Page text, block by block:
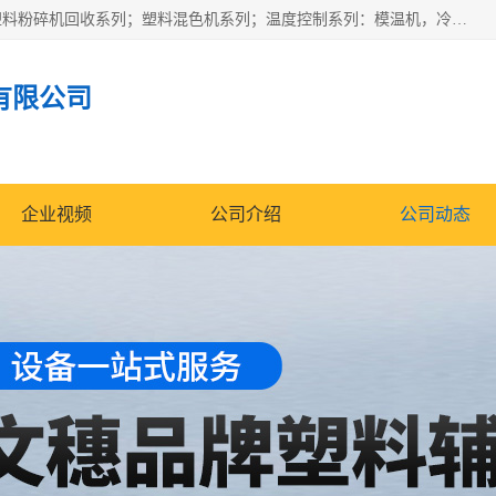
佛山文穗智能装备有限公司专业生产：机械手自动化系列；塑料粉碎机回收系列；塑料混色机系列；温度控制系列：模温机，冷水机；供料输送系列：中央供料系统，欧化/独立式吸料机，分体式吸料机；整机保修一年，易损件除外。
限公司
企业视频 公司介绍 公司动态